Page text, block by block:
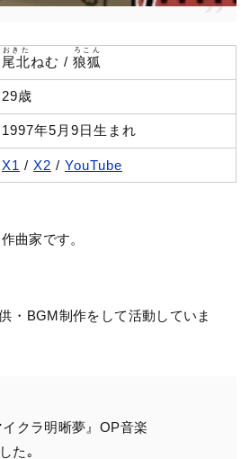
尾北
おきた
ねむ / 狼狐
ろこん
29歳
1997年5月9日生まれ
X1 / X2 / YouTube
曲家です。
・BGM制作をして活動していま
クラ明晰夢』OP音楽
た｡